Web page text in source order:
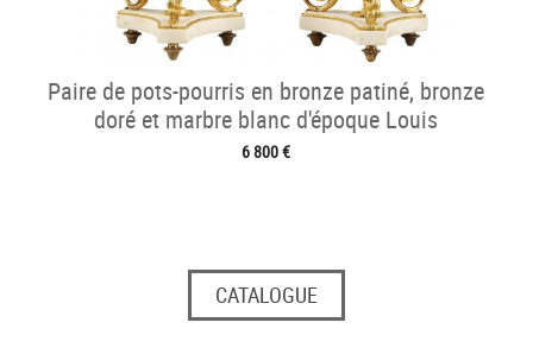
Paire de pots-pourris en bronze patiné, bronze
doré et marbre blanc d'époque Louis
6 800 €
CATALOGUE